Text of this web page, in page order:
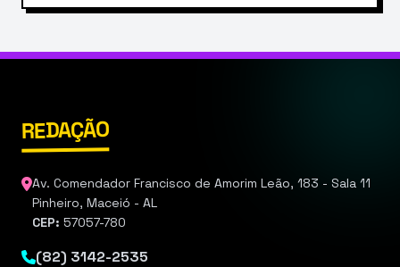
REDAÇÃO
Av. Comendador Francisco de Amorim Leão, 183 - Sala 11
Pinheiro, Maceió - AL
CEP: 57057-780
(82) 3142-2535